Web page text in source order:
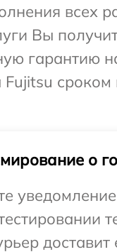
всех
Вы
гарантию
Fujitsu сроком
о
доставит